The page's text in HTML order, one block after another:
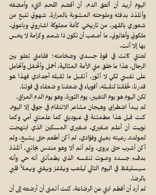
اليوم أريد أن ألعق الدم، أن أقضم اللحم النيء وأمضغه
وأتلذذ بدفئه وملوحته المشوبة بالمرارة. شهوتي تنبع من
شعوري بالقهر، من تاريخي كأمَة مملوكة اشتروني وباعوني،
ملكوني وأهانوني. ما أصعب أن تكون ذا شمم وكرامة لا يحس
بها إلا أنت.
لعنتي كانت في قوة جسدي وضخامته؛ فقامتي تعلو بين
الرجال، هذا ما خلق مني الأمة المثالية، أحمل وأتَحمّل وأتحامل
على نفسي لكي لا أثور. أتقبل ما تقبله أجدادي فهذا هو
قدرنا، خُلقنا لنقبله. أقوياء في ضعفنا و ضعفاء في قوتنا.
لكن اليوم هو يوم التغيير، يوم الثورة، وهو يوم الدم المراق.
لم يبدأ اضطرابي وهيجان مشاعر الانتقام في جوفي إلا اليوم.
كنت قبل هذا مطمئنة في عبوديتي كما علمتني أمي وكما
نويت أن أعلم صغيري. صغيري المسكين الذي ابتهجت
لمولده. رعيته بعيني وفؤادي. لم أكن أطعم حتى يشبع، ولم
أكن أشرب حتى يروى، ولم أنم ألا وهو مندس بجانبي. أتلذذ
بدفء جسده وصوت تنفسه الذي يطمأنني أنه حي وأنه
سيستيقظ في اليوم التالي ليلعب ويقفز ويغني ويملأ قلبي
بالرضا.
لم أرد أن أفطم ابني عن الرضاعة، كنت أتمنى أن أرضعه إلى أن